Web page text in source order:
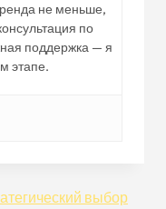
не меньше,
по
поддержка — я
этапе.
выбор